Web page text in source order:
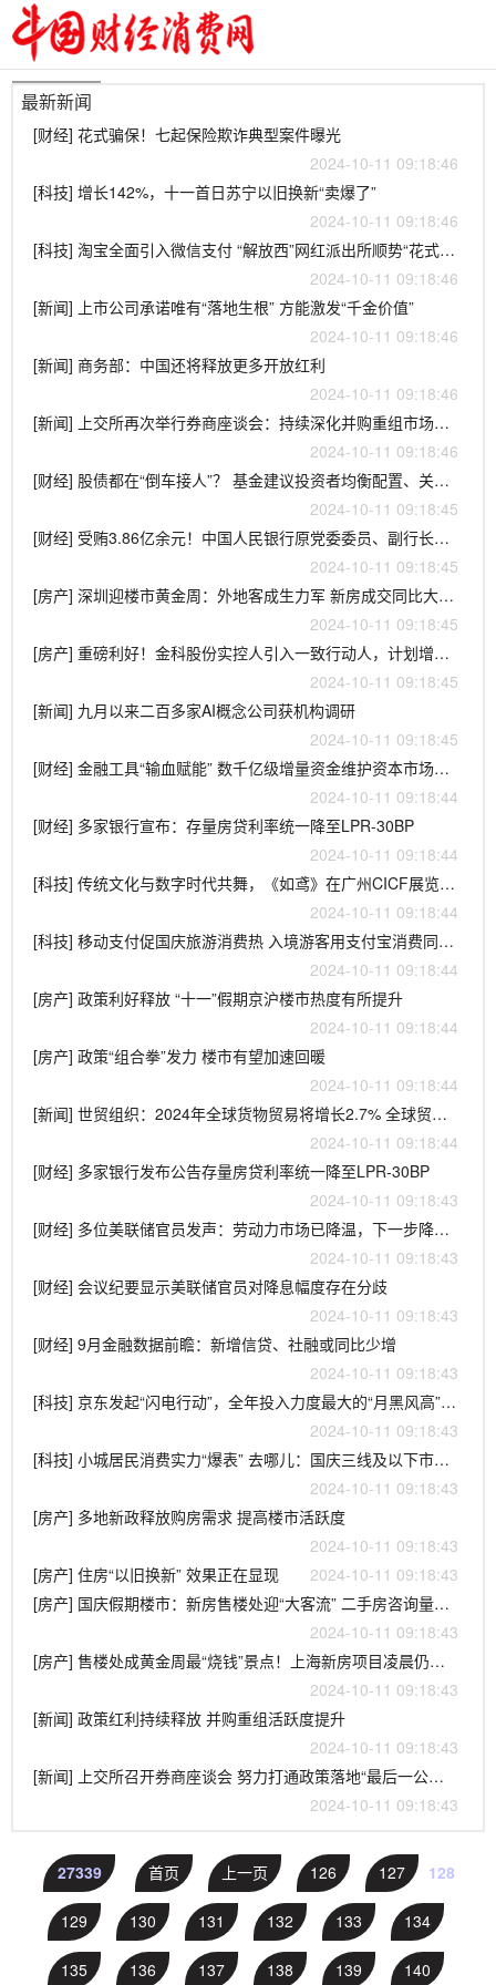
最新新闻
[财经] 花式骗保！七起保险欺诈典型案件曝光
2024-10-11 09:18:46
[科技] 增长142%，十一首日苏宁以旧换新“卖爆了”
2024-10-11 09:18:46
[科技] 淘宝全面引入微信支付 “解放西”网红派出所顺势“花式”反诈
2024-10-11 09:18:46
[新闻] 上市公司承诺唯有“落地生根” 方能激发“千金价值”
2024-10-11 09:18:46
[新闻] 商务部：中国还将释放更多开放红利
2024-10-11 09:18:46
[新闻] 上交所再次举行券商座谈会：持续深化并购重组市场化改革
2024-10-11 09:18:46
[财经] 股债都在“倒车接人”？ 基金建议投资者均衡配置、关注稳健资产
2024-10-11 09:18:45
[财经] 受贿3.86亿余元！中国人民银行原党委委员、副行长范一飞一审被判死缓
2024-10-11 09:18:45
[房产] 深圳迎楼市黄金周：外地客成生力军 新房成交同比大涨10倍、二手房价格企稳
2024-10-11 09:18:45
[房产] 重磅利好！金科股份实控人引入一致行动人，计划增持不低于5000万股
2024-10-11 09:18:45
[新闻] 九月以来二百多家AI概念公司获机构调研
2024-10-11 09:18:45
[财经] 金融工具“输血赋能” 数千亿级增量资金维护资本市场长期稳健发展
2024-10-11 09:18:44
[财经] 多家银行宣布：存量房贷利率统一降至LPR-30BP
2024-10-11 09:18:44
[科技] 传统文化与数字时代共舞，《如鸢》在广州CICF展览上大展风华
2024-10-11 09:18:44
[科技] 移动支付促国庆旅游消费热 入境游客用支付宝消费同比增长120%
2024-10-11 09:18:44
[房产] 政策利好释放 “十一”假期京沪楼市热度有所提升
2024-10-11 09:18:44
[房产] 政策“组合拳”发力 楼市有望加速回暖
2024-10-11 09:18:44
[新闻] 世贸组织：2024年全球货物贸易将增长2.7% 全球贸易将逐步复苏
2024-10-11 09:18:44
[财经] 多家银行发布公告存量房贷利率统一降至LPR-30BP
2024-10-11 09:18:43
[财经] 多位美联储官员发声：劳动力市场已降温，下一步降息仍依赖数据
2024-10-11 09:18:43
[财经] 会议纪要显示美联储官员对降息幅度存在分歧
2024-10-11 09:18:43
[财经] 9月金融数据前瞻：新增信贷、社融或同比少增
2024-10-11 09:18:43
[科技] 京东发起“闪电行动”，全年投入力度最大的“月黑风高”即将上线
2024-10-11 09:18:43
[科技] 小城居民消费实力“爆表” 去哪儿：国庆三线及以下市县居民“首飞”量增逾五成 出境游订单量增近3倍
2024-10-11 09:18:43
[房产] 多地新政释放购房需求 提高楼市活跃度
2024-10-11 09:18:43
[房产] 住房“以旧换新” 效果正在显现
2024-10-11 09:18:43
[房产] 国庆假期楼市：新房售楼处迎“大客流” 二手房咨询量、带看量显著提升
2024-10-11 09:18:43
[房产] 售楼处成黄金周最“烧钱”景点！上海新房项目凌晨仍在认购转账，二手房中介带看成交翻倍
2024-10-11 09:18:43
[新闻] 政策红利持续释放 并购重组活跃度提升
2024-10-11 09:18:43
[新闻] 上交所召开券商座谈会 努力打通政策落地“最后一公里” 引导市场各方规范开展并购重组活动
2024-10-11 09:18:43
27339 首页 上一页 126 127 128
129 130 131 132 133 134
135 136 137 138 139 140